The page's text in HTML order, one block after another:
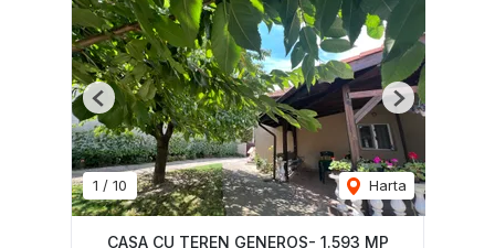
1 / 10 Harta
Previous Next
CASA CU TEREN GENEROS- 1.593 MP